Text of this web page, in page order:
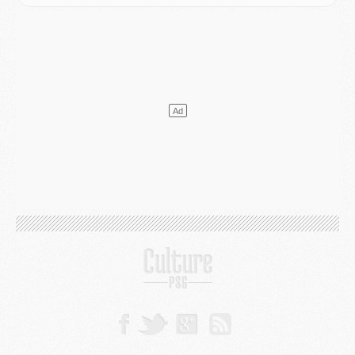
- Le transfert de Mika Godts au PSG en bonne voie
Club- [MAJ] Ndjantou et deux jeunes du PSG annoncés dans un tournoi U21
Mercato- L'étonnante piste Suzuki confirmée et onéreuse
- Ancelotti fait le ménage au Brésil mais veut garder Marquinhos
- Le PSG plutôt que la FIFA pour Al-Khelaïfi, poussé par l'UEFA ?